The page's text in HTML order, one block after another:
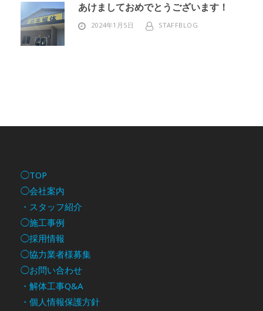
あけましておめでとうございます！
2024年1月5日 STAFFBLOG
◯TOP
◯会社案内
・スタッフ紹介
◯施工事例
◯採用情報
◯協力業者様募集
◯お問い合わせ
・解体工事Q&A
・個人情報保護方針